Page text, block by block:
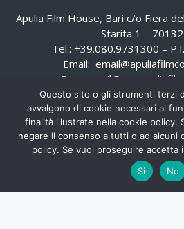
Apulia Film House, Bari c/o Fiera
Starita 1 – 70132
Tel.: +39.080.9731300 –
Email:
Pec:
Questo sito o gli strumenti terzi
avvalgono di cookie necessari al
finalità illustrate nella cookie policy.
negare il consenso a tutti o ad alcuni
policy. Se vuoi proseguire accetta
Si
No